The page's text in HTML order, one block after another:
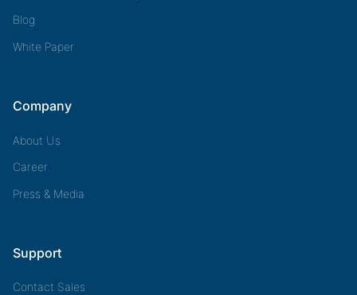
Blog
White Paper
Company
About Us
Career
Press & Media
Support
Contact Sales